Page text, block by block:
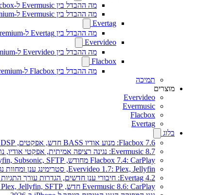
מה ההבדל בין Evermusic ל-Flacbox
מה ההבדל בין Evermusic ל-Evermusic Premium
Evertag
מה ההבדל בין Evertag ל-Evertag Premium
Evervideo
מה ההבדל בין Evervideo ל-Evervideo Premium?
Flacbox
מה ההבדל בין Flacbox ל-Flacbox Premium?
תמיכה
מוצרים
Evervideo
Evermusic
Flacbox
Evertag
בלוג
Flacbox 7.6: מנוע אודיו BASS חדש, אפקטים, DSP וויזואלייזר מוזיקה חי
Evermusic 8.7: נגינה רציפה אמיתית, אפקטי אודיו, נרמול עוצמה, אקולייזר בעיצוב מחודש
Flacbox 7.4: CarPlay מחודש, Plex, Jellyfin, Subsonic, SFTP לאודיו Hi-Res
Evervideo 1.7: Plex, Jellyfin, סטרימינג ענן ומחוות נגינה חדשים
Evertag 4.2: חיבורי ענן חדשים, הגדרות עורך התגיות מוסברות
Evermusic 8.6: CarPlay חדש, Plex, Jellyfin, SFTP וווידג'ט מילים